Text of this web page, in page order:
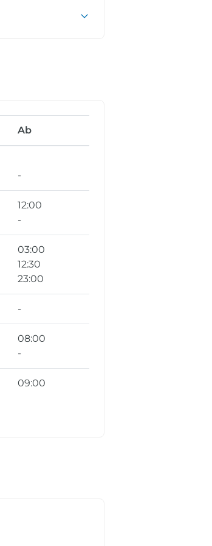
Ab
-
12:00
-
03:00
12:30
23:00
-
08:00
-
09:00